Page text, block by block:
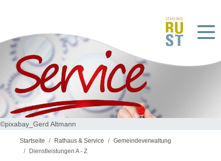
©pixabay_Gerd Altmann
Startseite Rathaus & Service
Gemeindeverwaltung
Dienstleistungen A - Z